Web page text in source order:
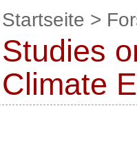
Startseite >
Studies
Climate